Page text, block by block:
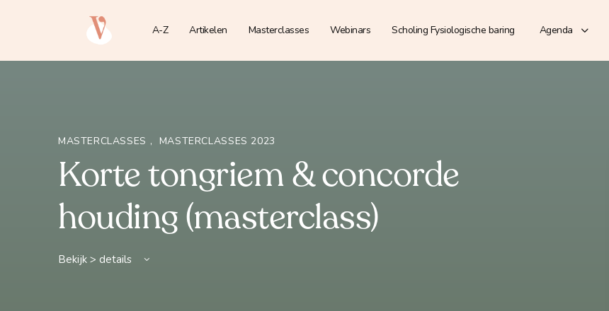
A-Z Artikelen Masterclasses Webinars Scholing Fysiologische baring Agenda
MASTERCLASSES , MASTERCLASSES 2023
Korte tongriem & concorde
houding (masterclass)
Bekijk > details